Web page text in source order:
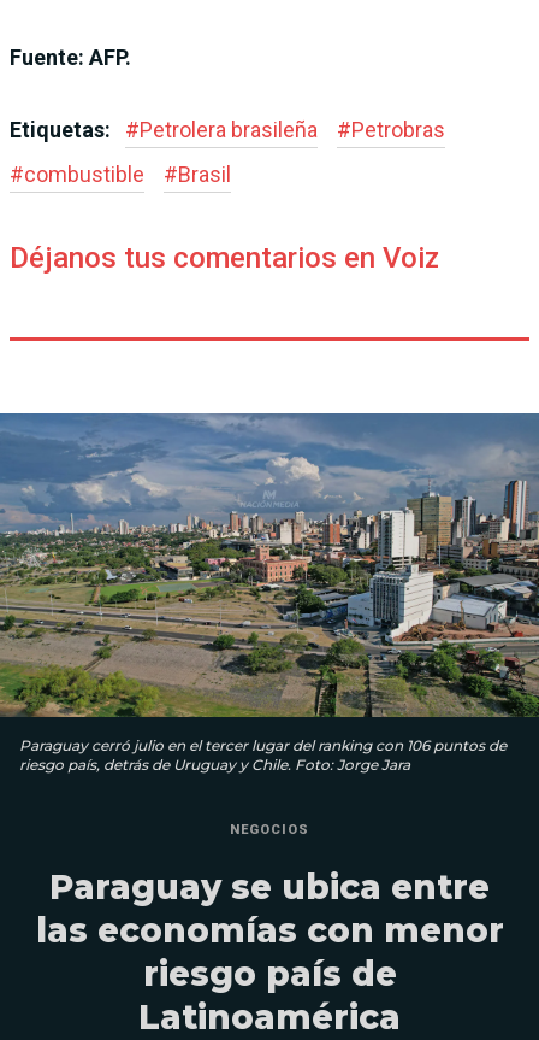
Fuente: AFP.
Etiquetas: #Petrolera brasileña #Petrobras
#combustible #Brasil
Déjanos tus comentarios en Voiz
Paraguay cerró julio en el tercer lugar del ranking con 106 puntos de
riesgo país, detrás de Uruguay y Chile. Foto: Jorge Jara
NEGOCIOS
Paraguay se ubica entre
las economías con menor
riesgo país de
Latinoamérica